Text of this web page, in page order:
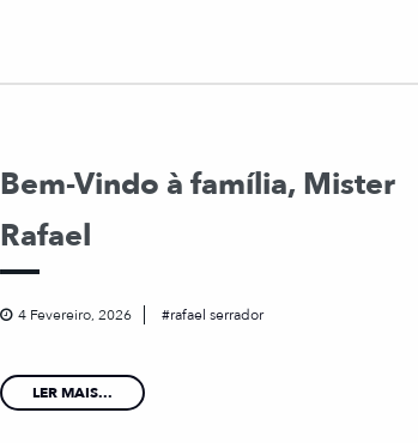
Bem-Vindo à família, Mister
Rafael
4 Fevereiro, 2026 rafael serrador
LER MAIS...